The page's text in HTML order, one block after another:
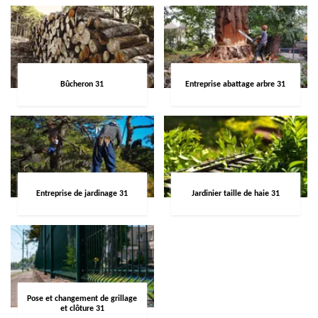
Bûcheron 31 Entreprise abattage arbre 31
Entreprise de jardinage 31 Jardinier taille de haie 31
Pose et changement de grillage
et clôture 31